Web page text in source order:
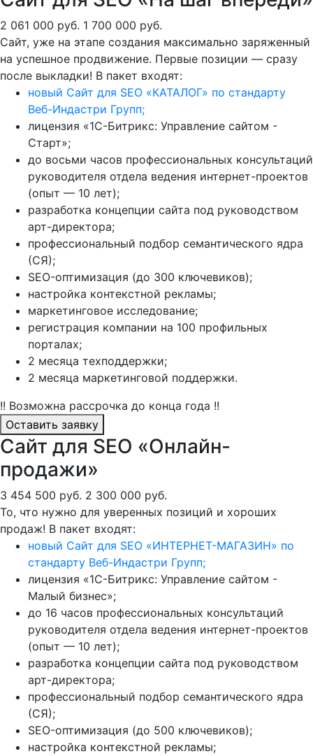
2 061 000 руб. 1 700 000 руб.
Сайт, уже на этапе создания максимально заряженный
на успешное продвижение. Первые позиции — сразу
после выкладки! В пакет входят:
новый Сайт для SEO «КАТАЛОГ» по стандарту
Веб-Индастри Групп;
лицензия «1С-Битрикс: Управление сайтом -
Старт»;
до восьми часов профессиональных консультаций
руководителя отдела ведения интернет-проектов
(опыт — 10 лет);
разработка концепции сайта под руководством
арт-директора;
профессиональный подбор семантического ядра
(СЯ);
SEO-оптимизация (до 300 ключевиков);
настройка контекстной рекламы;
маркетинговое исследование;
регистрация компании на 100 профильных
порталах;
2 месяца техподдержки;
2 месяца маркетинговой поддержки.
!! Возможна рассрочка до конца года !!
Оставить заявку
Сайт для SEO «Онлайн-
продажи»
3 454 500 руб. 2 300 000 руб.
То, что нужно для уверенных позиций и хороших
продаж! В пакет входят:
новый Сайт для SEO «ИНТЕРНЕТ-МАГАЗИН» по
стандарту Веб-Индастри Групп;
лицензия «1С-Битрикс: Управление сайтом -
Малый бизнес»;
до 16 часов профессиональных консультаций
руководителя отдела ведения интернет-проектов
(опыт — 10 лет);
разработка концепции сайта под руководством
арт-директора;
профессиональный подбор семантического ядра
(СЯ);
SEO-оптимизация (до 500 ключевиков);
настройка контекстной рекламы;